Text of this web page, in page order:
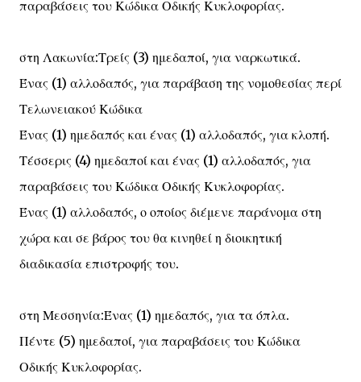
παραβάσεις του Κώδικα Οδικής Κυκλοφορίας.
στη Λακωνία:Τρείς (3) ημεδαποί, για ναρκωτικά.
Ένας (1) αλλοδαπός, για παράβαση της νομοθεσίας περί
Τελωνειακού Κώδικα
Ένας (1) ημεδαπός και ένας (1) αλλοδαπός, για κλοπή.
Τέσσερις (4) ημεδαποί και ένας (1) αλλοδαπός, για
παραβάσεις του Κώδικα Οδικής Κυκλοφορίας.
Ένας (1) αλλοδαπός, ο οποίος διέμενε παράνομα στη
χώρα και σε βάρος του θα κινηθεί η διοικητική
διαδικασία επιστροφής του.
στη Μεσσηνία:Ένας (1) ημεδαπός, για τα όπλα.
Πέντε (5) ημεδαποί, για παραβάσεις του Κώδικα
Οδικής Κυκλοφορίας.